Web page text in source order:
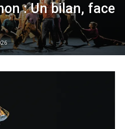
: Un bilan, face